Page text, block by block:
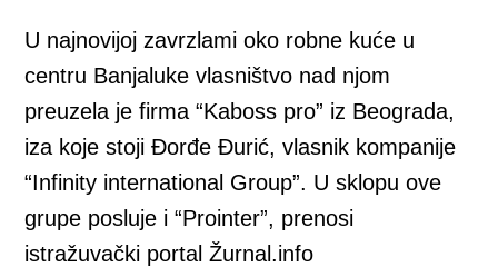
U najnovijoj zavrzlami oko robne kuće u
centru Banjaluke vlasništvo nad njom
preuzela je firma “Kaboss pro” iz Beograda,
iza koje stoji Đorđe Đurić, vlasnik kompanije
“Infinity international Group”. U sklopu ove
grupe posluje i “Prointer”, prenosi
istražuvački portal Žurnal.info